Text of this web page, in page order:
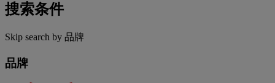
搜索条件
Skip search by 品牌
品牌